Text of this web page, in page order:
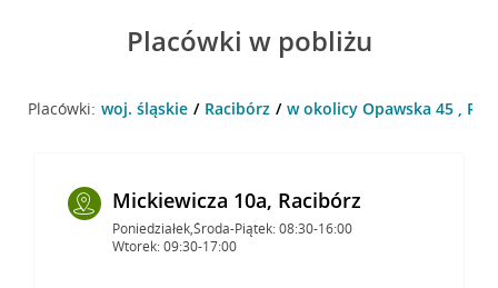
Placówki w pobliżu
Placówki: woj. śląskie Racibórz w okolicy Opawska 45 ,
Mickiewicza 10a, Racibórz
Poniedziałek,Środa-Piątek: 08:30-16:00
Wtorek: 09:30-17:00